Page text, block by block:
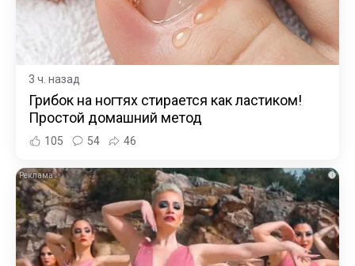
3 ч. назад
Грибок на ногтях стирается как ластиком!
Простой домашний метод
105 54 46
i